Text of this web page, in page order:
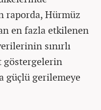
raporda, Hürmüz
en fazla etkilenen
sınırlı
göstergelerin
güçlü gerilemeye